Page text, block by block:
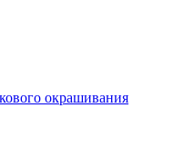
окрашивания